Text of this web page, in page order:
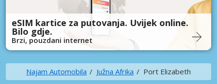
eSIM kartice za putovanja. Uvijek online.
Bilo gdje.
Brzi, pouzdani internet
Najam Automobila Južna Afrika Port Elizabeth